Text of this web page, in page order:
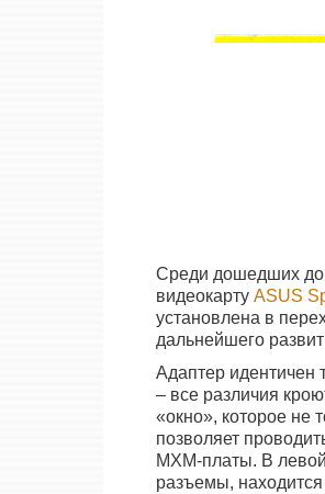
Среди дошедших до
видеокарту ASUS
установлена в
дальнейшего
Адаптер идентичен
– все различия
«окно», которое не
позволяет
MXM-платы. В
разъемы, находится